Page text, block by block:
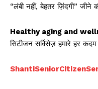
“लंबी नहीं, बेहतर ज़िंदगी” जीने
Healthy aging and
सिटीजन सर्विसेज़ हमारे हर